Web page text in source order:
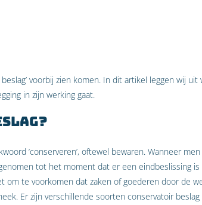
voorbij zien komen. In dit artikel leggen wij
in zijn werking gaat.
‘conserveren’, oftewel bewaren. Wanneer
tot het moment dat er een eindbeslissing is
om te voorkomen dat zaken of goederen door de
Er zijn verschillende soorten conservatoir